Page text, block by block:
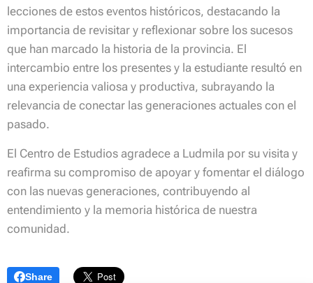
lecciones de estos eventos históricos, destacando la
importancia de revisitar y reflexionar sobre los sucesos
que han marcado la historia de la provincia. El
intercambio entre los presentes y la estudiante resultó en
una experiencia valiosa y productiva, subrayando la
relevancia de conectar las generaciones actuales con el
pasado.
El Centro de Estudios agradece a Ludmila por su visita y
reafirma su compromiso de apoyar y fomentar el diálogo
con las nuevas generaciones, contribuyendo al
entendimiento y la memoria histórica de nuestra
comunidad.
Share